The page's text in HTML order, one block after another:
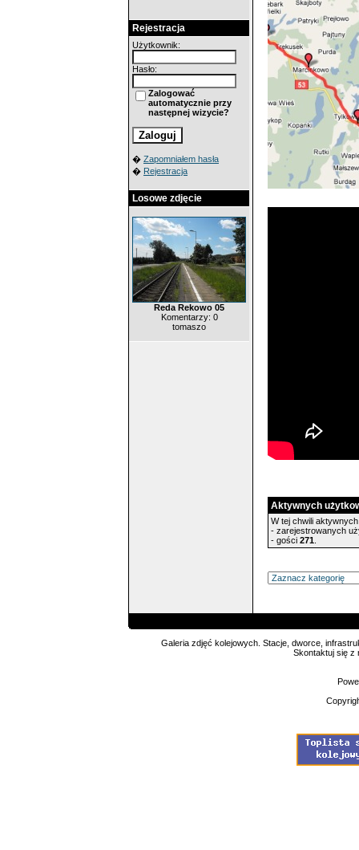
Rejestracja
Użytkownik:
Hasło:
Zalogować
automatycznie przy
następnej wizycie?
� Zapomniałem hasła
� Rejestracja
Losowe zdjęcie
Reda Rekowo 05
Komentarzy: 0
tomaszo
Aktywnych
W tej chwili
- zarejestrowanych
- gości 271
Galeria zdjęć kolejowych. Stacje, dworce,
Skontaktuj się z